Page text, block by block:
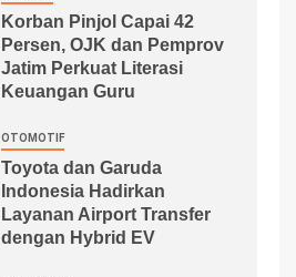
Korban Pinjol Capai 42
Persen, OJK dan Pemprov
Jatim Perkuat Literasi
Keuangan Guru
OTOMOTIF
Toyota dan Garuda
Indonesia Hadirkan
Layanan Airport Transfer
dengan Hybrid EV